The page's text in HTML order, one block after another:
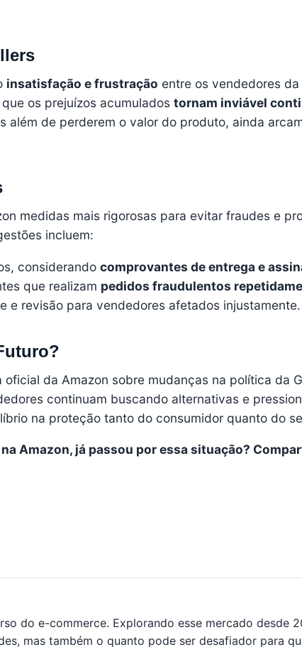
insatisfação e frustração entre os vendedores da
os prejuízos acumulados tornam inviável
além de perderem o valor do produto, ainda
medidas mais rigorosas para evitar fraudes e
incluem:
considerando comprovantes de entrega e
que realizam pedidos fraudulentos
e revisão para vendedores afetados injustamente.
oficial da Amazon sobre mudanças na política da
continuam buscando alternativas e
na proteção tanto do consumidor quanto do
Amazon, já passou por essa situação?
do e-commerce. Explorando esse mercado desde
mas também o quanto pode ser desafiador para